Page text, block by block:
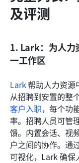
及评测
1. Lark：为人力
一工作区
Lark 帮助人力资源
从招聘到安置的整
客户入职，每个功
率。招聘人员可管
馈。内置会话、视
户之间的协作。通
可视化，Lark 确保